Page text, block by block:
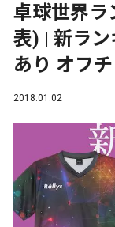
卓球世界ラ
表) | 新ラ
あり オフ
2018.01.02